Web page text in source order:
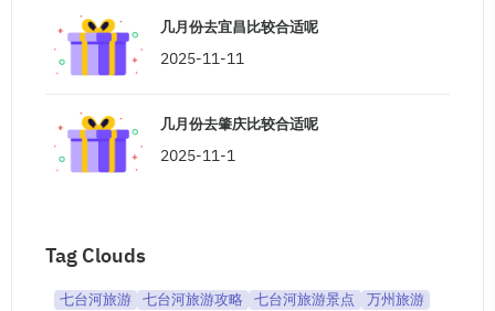
几月份去宜昌比较合适呢
2025-11-11
几月份去肇庆比较合适呢
2025-11-1
Tag Clouds
七台河旅游 七台河旅游攻略 七台河旅游景点
万州旅游